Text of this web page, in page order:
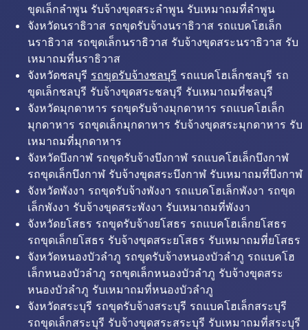
ขุดเล็กลำพูน รับจ้างขุดสระลำพูน รับเหมาถมที่ลำพูน
จังหวัดนราธิวาส รถขุดรับจ้างนราธิวาส รถแบคโฮเล็ก
นราธิวาส รถขุดเล็กนราธิวาส รับจ้างขุดสระนราธิวาส รับ
เหมาถมที่นราธิวาส
จังหวัดชลบุรี รถขุดรับจ้างชลบุรี รถแบคโฮเล็กชลบุรี รถ
ขุดเล็กชลบุรี รับจ้างขุดสระชลบุรี รับเหมาถมที่ชลบุรี
จังหวัดมุกดาหาร รถขุดรับจ้างมุกดาหาร รถแบคโฮเล็ก
มุกดาหาร รถขุดเล็กมุกดาหาร รับจ้างขุดสระมุกดาหาร รับ
เหมาถมที่มุกดาหาร
จังหวัดบึงกาฬ รถขุดรับจ้างบึงกาฬ รถแบคโฮเล็กบึงกาฬ
รถขุดเล็กบึงกาฬ รับจ้างขุดสระบึงกาฬ รับเหมาถมที่บึงกาฬ
จังหวัดพังงา รถขุดรับจ้างพังงา รถแบคโฮเล็กพังงา รถขุด
เล็กพังงา รับจ้างขุดสระพังงา รับเหมาถมที่พังงา
จังหวัดยโสธร รถขุดรับจ้างยโสธร รถแบคโฮเล็กยโสธร
รถขุดเล็กยโสธร รับจ้างขุดสระยโสธร รับเหมาถมที่ยโสธร
จังหวัดหนองบัวลำภู รถขุดรับจ้างหนองบัวลำภู รถแบคโฮ
เล็กหนองบัวลำภู รถขุดเล็กหนองบัวลำภู รับจ้างขุดสระ
หนองบัวลำภู รับเหมาถมที่หนองบัวลำภู
จังหวัดสระบุรี รถขุดรับจ้างสระบุรี รถแบคโฮเล็กสระบุรี
รถขุดเล็กสระบุรี รับจ้างขุดสระสระบุรี รับเหมาถมที่สระบุรี